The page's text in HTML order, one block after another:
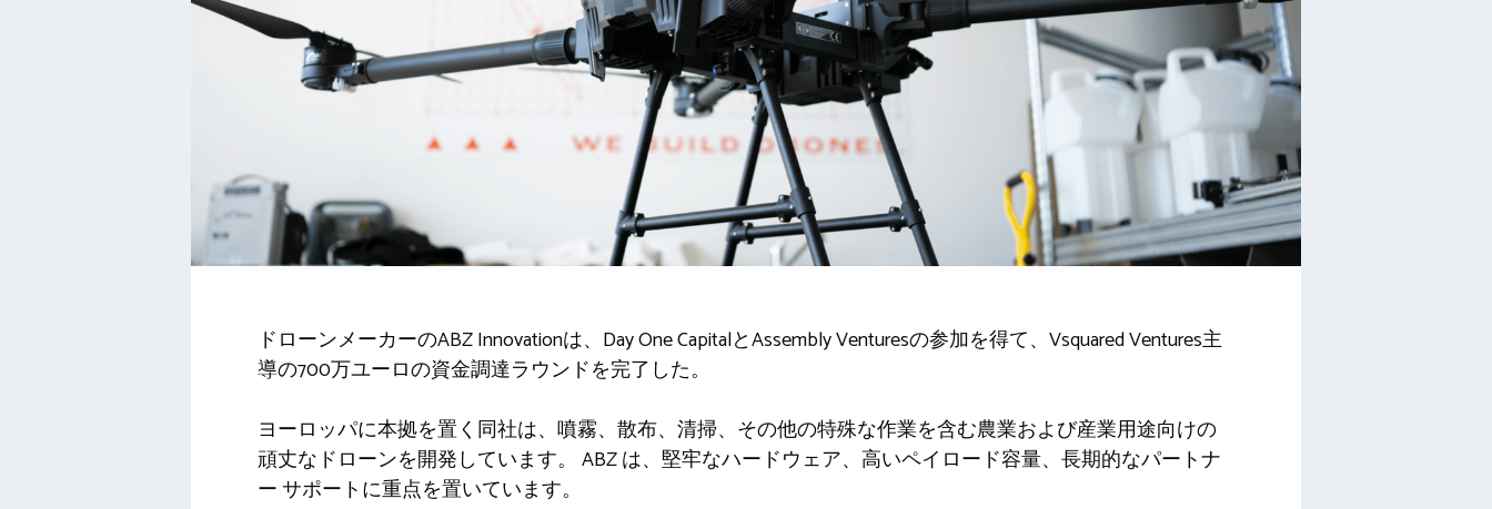
ドローンメーカーのABZ Innovationは、Day One CapitalとAssembly Venturesの参加を得て、Vsquared Ventures主
導の700万ユーロの資金調達ラウンドを完了した。
ヨーロッパに本拠を置く同社は、噴霧、散布、清掃、その他の特殊な作業を含む農業および産業用途向けの
頑丈なドローンを開発しています。 ABZ は、堅牢なハードウェア、高いペイロード容量、長期的なパートナ
ー サポートに重点を置いています。